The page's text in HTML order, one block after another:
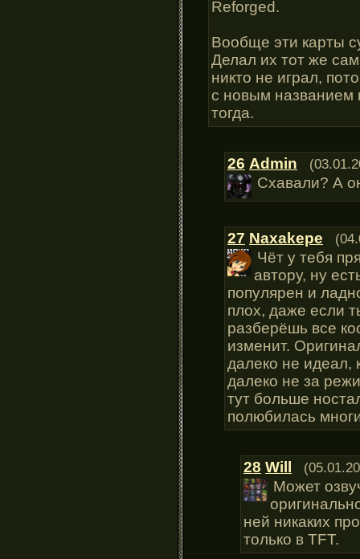
Reforged.
Вообще эти карты
Делал их тот же
никто не играл,
с новым названием
тогда.
26 Admin
Схавали? А
27 Naxakepe
Чёт у тебя
автору, ну
популярен и
плох, даже если
разберёшь все
изменит.
далеко не идеал,
далеко не за
тут больше
полюбилась
28 Will
Может
ней никаких
только в TFT.